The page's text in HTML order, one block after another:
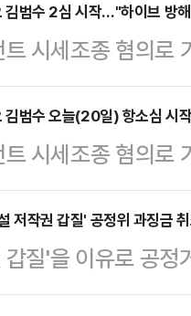
계에 접어들었다.
처벌법상 배임, 배
투자전략부문장
과의 거래가 카카
인할 필요가 있다
신문 필요 여부…
김범수 2심 시작…"하이브 방
시세조종 혐의로
한 항소심이 20일
서도 시세를 조종
1부(김인겸 성지
과 금융투자업에
준비일은 피고인
센터장은 2023
해하고…
김범수 오늘(20일) 항소심 시
시세조종 혐의로
래이니셔티브센
김인겸 성지용 전
융투자업에 관한
2023년 2월 SM
저작권 갑질' 공정위 과징금
질'을 이유로 공
소해야 한다는 법